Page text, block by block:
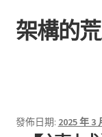
跳
至
跳
至
架構的
發佈日期: 2025 年 3